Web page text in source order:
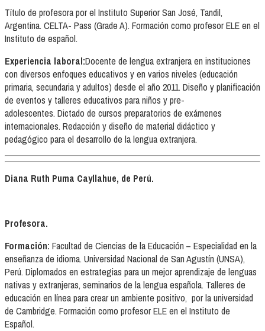
Título de profesora por el Instituto Superior San José, Tandil,
Argentina. CELTA- Pass (Grade A). Formación como profesor ELE en el
Instituto de español.
Experiencia laboral:Docente de lengua extranjera en instituciones
con diversos enfoques educativos y en varios niveles (educación
primaria, secundaria y adultos) desde el año 2011. Diseño y planificación
de eventos y talleres educativos para niños y pre-
adolescentes. Dictado de cursos preparatorios de exámenes
internacionales. Redacción y diseño de material didáctico y
pedagógico para el desarrollo de la lengua extranjera.
Diana Ruth Puma Cayllahue, de Perú.
Profesora.
Formación: Facultad de Ciencias de la Educación – Especialidad en la
enseñanza de idioma. Universidad Nacional de San Agustín (UNSA),
Perú. Diplomados en estrategias para un mejor aprendizaje de lenguas
nativas y extranjeras, seminarios de la lengua española. Talleres de
educación en línea para crear un ambiente positivo, por la universidad
de Cambridge. Formación como profesor ELE en el Instituto de
Español.